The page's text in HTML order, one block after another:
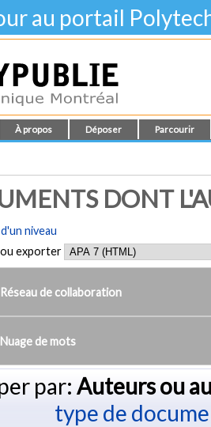
au portail
À propos Déposer Parcourir
DONT
niveau
exporter
Réseau de collaboration
Nuage de mots
par: Auteurs ou
type de